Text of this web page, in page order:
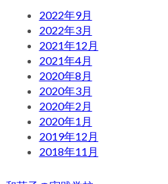
2022年9月
2022年3月
2021年12月
2021年4月
2020年8月
2020年3月
2020年2月
2020年1月
2019年12月
2018年11月